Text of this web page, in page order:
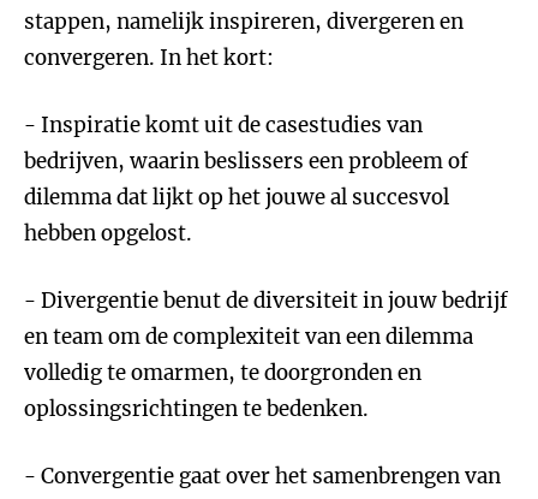
stappen, namelijk inspireren, divergeren en
convergeren. In het kort:
- Inspiratie komt uit de casestudies van
bedrijven, waarin beslissers een probleem of
dilemma dat lijkt op het jouwe al succesvol
hebben opgelost.
- Divergentie benut de diversiteit in jouw bedrijf
en team om de complexiteit van een dilemma
volledig te omarmen, te doorgronden en
oplossingsrichtingen te bedenken.
- Convergentie gaat over het samenbrengen van